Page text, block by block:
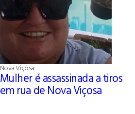
Nova Viçosa
Mulher é assassinada a tiros
em rua de Nova Viçosa